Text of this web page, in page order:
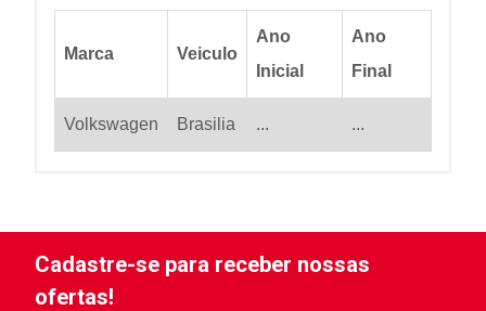
Marca Veiculo
Ano
Inicial
Ano
Final
Volkswagen Brasilia ... ...
Cadastre-se para receber nossas
ofertas!